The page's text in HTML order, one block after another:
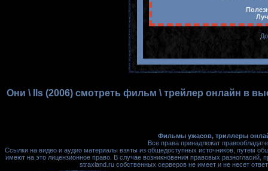
Они \ Ils (2006) смотреть фильм \ трейлер онлайн в
Фильмы ужасов, триллеры
Все права принадлежат
Ссылки на видео и аудио материалы взяты из общедоступных источников, путем
имеют на это лицензионное право. В случае возникновения правовых
straxland.ru собственных серверов не имеет и не несет